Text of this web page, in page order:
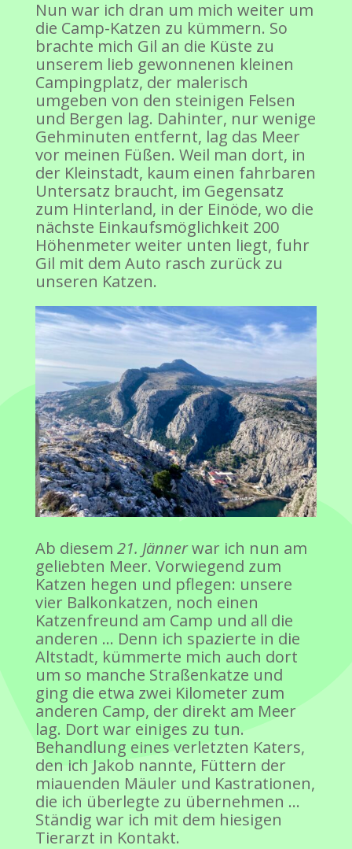
Nun war ich dran um mich weiter um
die Camp-Katzen zu kümmern. So
brachte mich Gil an die Küste zu
unserem lieb gewonnenen kleinen
Campingplatz, der malerisch
umgeben von den steinigen Felsen
und Bergen lag. Dahinter, nur wenige
Gehminuten entfernt, lag das Meer
vor meinen Füßen. Weil man dort, in
der Kleinstadt, kaum einen fahrbaren
Untersatz braucht, im Gegensatz
zum Hinterland, in der Einöde, wo die
nächste Einkaufsmöglichkeit 200
Höhenmeter weiter unten liegt, fuhr
Gil mit dem Auto rasch zurück zu
unseren Katzen.
Ab diesem 21. Jännerwar ich nun am
geliebten Meer. Vorwiegend zum
Katzen hegen und pflegen: unsere
vier Balkonkatzen, noch einen
Katzenfreund am Camp und all die
anderen … Denn ich spazierte in die
Altstadt, kümmerte mich auch dort
um so manche Straßenkatze und
ging die etwa zwei Kilometer zum
anderen Camp, der direkt am Meer
lag. Dort war einiges zu tun.
Behandlung eines verletzten Katers,
den ich Jakob nannte, Füttern der
miauenden Mäuler und Kastrationen,
die ich überlegte zu übernehmen …
Ständig war ich mit dem hiesigen
Tierarzt in Kontakt.